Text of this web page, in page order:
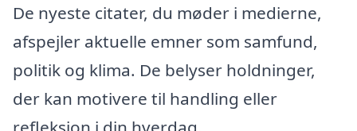
De nyeste citater, du møder i medierne,
afspejler aktuelle emner som samfund,
politik og klima. De belyser holdninger,
der kan motivere til handling eller